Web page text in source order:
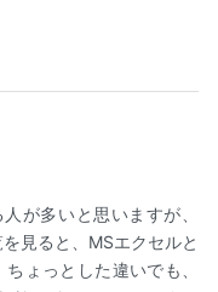
が多いと思いますが、
見ると、MSエクセルと
ょっとした違いでも、